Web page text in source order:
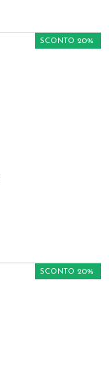
SCONTO 20%
SCONTO 20%